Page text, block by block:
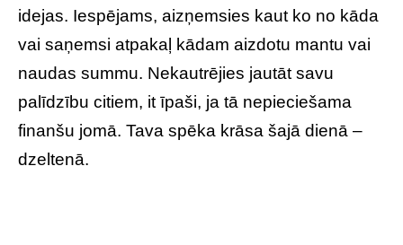
idejas. Iespējams, aizņemsies kaut ko no kāda
vai saņemsi atpakaļ kādam aizdotu mantu vai
naudas summu. Nekautrējies jautāt savu
palīdzību citiem, it īpaši, ja tā nepieciešama
finanšu jomā. Tava spēka krāsa šajā dienā –
dzeltenā.